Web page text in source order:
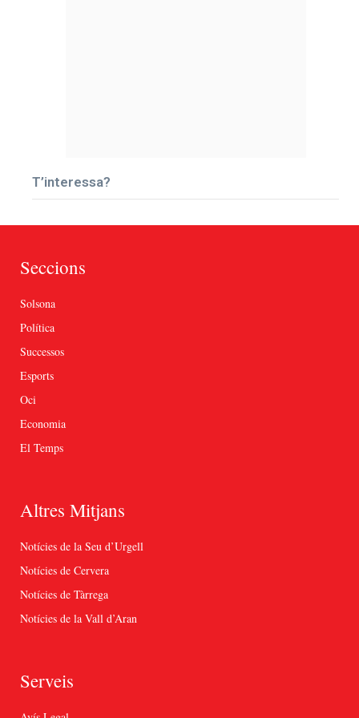
T’interessa?
Seccions
Solsona
Política
Successos
Esports
Oci
Economia
El Temps
Altres Mitjans
Notícies de la Seu d’Urgell
Notícies de Cervera
Notícies de Tàrrega
Notícies de la Vall d’Aran
Serveis